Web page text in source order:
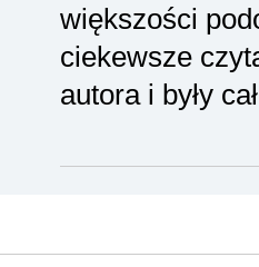
większości
ciekewsze
autora i były